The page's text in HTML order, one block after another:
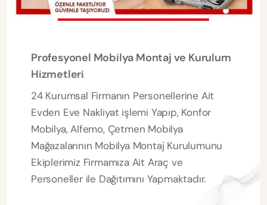
Profesyonel Mobilya Montaj ve Kurulum
Hizmetleri
24 Kurumsal Firmanın Personellerine Ait
Evden Eve Nakliyat işlemi Yapıp, Konfor
Mobilya, Alfemo, Çetmen Mobilya
Mağazalarının Mobilya Montaj Kurulumunu
Ekiplerimiz Firmamıza Ait Araç ve
Personeller ile Dağıtımını Yapmaktadır.